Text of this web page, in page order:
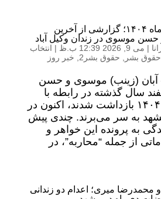
اعتراضات دی‌‌ماه ۱۴۰۴؛ گزارشی از آخرین
موسوی در زندان وکیل آباد
| می 9, 2026 12:39 ب.ظ | انتخاب
حقوق بشر حقوق بشر2 خبر روز
آبان (زینب) موسوی و حسن
سال گذشته در رابطه با
اعتراضات دی‌‌ماه ۱۴۰۴ بازداشت شدند، اکنون در
به سر می‌برند. چندی پیش
به پرونده این خواهر و
از جمله “محاربه”، در
میری؛ اعدام دو زندانی